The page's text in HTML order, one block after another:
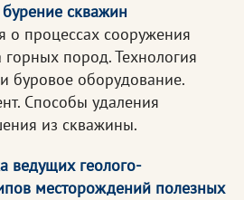
скважин
о процессах сооружения
горных пород. Технология
буровое оборудование.
Способы удаления
из скважины.
ведущих геолого-
месторождений полезных